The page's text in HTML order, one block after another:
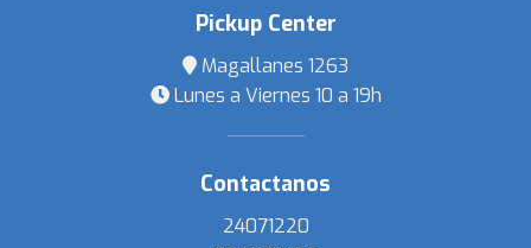
Pickup Center
Magallanes 1263
Lunes a Viernes 10 a 19h
Contactanos
24071220